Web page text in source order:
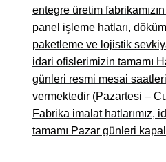
entegre üretim
panel işleme hatları,
paketleme ve lojistik
idari ofislerimizin tamamı
günleri resmi mesai
vermektedir (Pazartesi –
Fabrika imalat hatlarımız,
tamamı Pazar günleri